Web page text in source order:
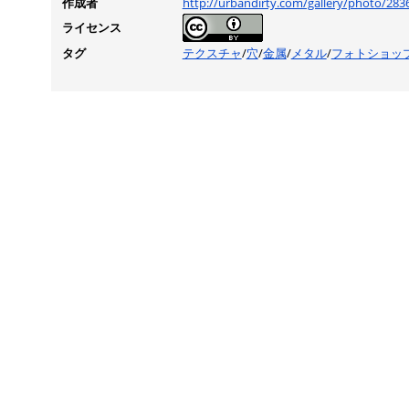
ライセンス
タグ
テクスチャ/穴/金属/メタル/フォトショッ